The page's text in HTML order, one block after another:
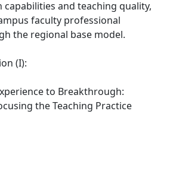
capabilities and teaching quality,
faculty professional
the regional base model.
(I):
to Breakthrough:
the Teaching Practice